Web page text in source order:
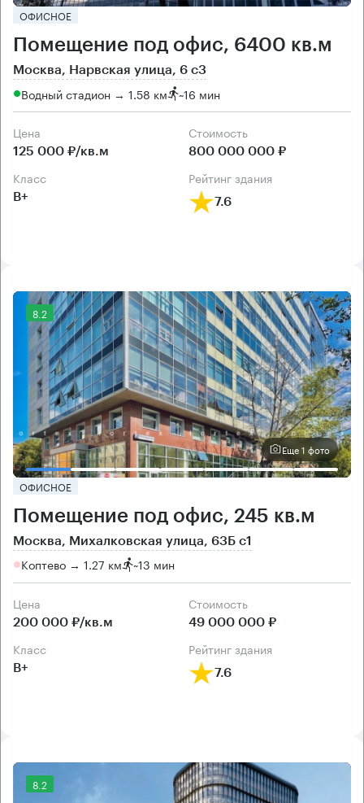
ОФИСНОЕ
Помещение под офис, 6400 кв.м
Москва, Нарвская улица, 6 с3
Водный стадион → 1.58 км ~16 мин
Цена
125 000 ₽/кв.м
Cтоимость
800 000 000 ₽
класс
B+
рейтинг здания
7.6
8.2
Еще 1 фото
ОФИСНОЕ
Помещение под офис, 245 кв.м
Москва, Михалковская улица, 63Б с1
Коптево → 1.27 км ~13 мин
Цена
200 000 ₽/кв.м
Cтоимость
49 000 000 ₽
класс
B+
рейтинг здания
7.6
8.2